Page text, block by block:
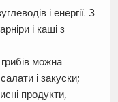
і енергії. З
і каші з
можна
і закуски;
продукти,